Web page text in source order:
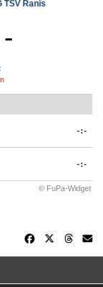
TSV Ranis
-
-:-
-:-
© FuPa-Widget